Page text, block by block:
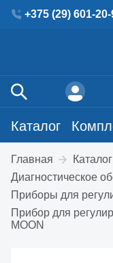
+375 (29) 601-
Каталог
Главная
Каталог
Диагностическое
Приборы для
Прибор для
MOON